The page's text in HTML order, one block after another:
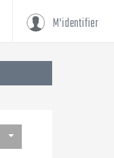
M'identifier